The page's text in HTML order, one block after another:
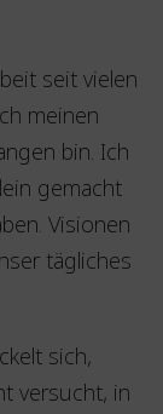
seit vielen
meinen
bin. Ich
gemacht
Visionen
tägliches
sich,
versucht, in